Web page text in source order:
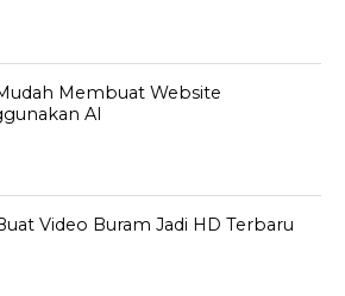
Membuat Website
AI
Video Buram Jadi HD Terbaru